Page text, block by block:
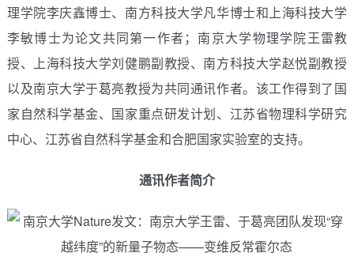
理学院李庆鑫博士、南方科技大学凡华博士和上海科技大学
李敏博士为论文共同第一作者；南京大学物理学院王雷教
授、上海科技大学刘健鹏副教授、南方科技大学赵悦副教授
以及南京大学于葛亮教授为共同通讯作者。该工作得到了国
家自然科学基金、国家重点研发计划、江苏省物理科学研究
中心、江苏省自然科学基金和合肥国家实验室的支持。
通讯作者简介